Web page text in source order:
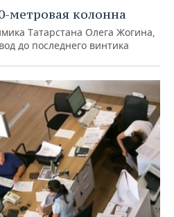
метровая колонна
Татарстана Олега Жогина,
до последнего винтика